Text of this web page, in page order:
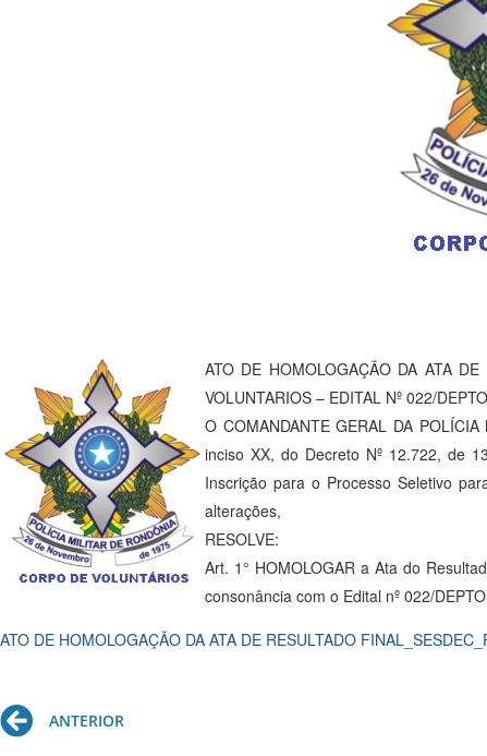
ATO DE HOMOLOGAÇÃO DA ATA
VOLUNTARIOS – EDITAL Nº 022/
O COMANDANTE GERAL DA
inciso XX, do Decreto Nº 12.722, de
Inscrição para o Processo Seletivo
alterações,
RESOLVE:
Art. 1° HOMOLOGAR a Ata do
consonância com o Edital nº 022/
ATO DE HOMOLOGAÇÃO DA ATA DE RESULTADO
Prev
ANTERIOR